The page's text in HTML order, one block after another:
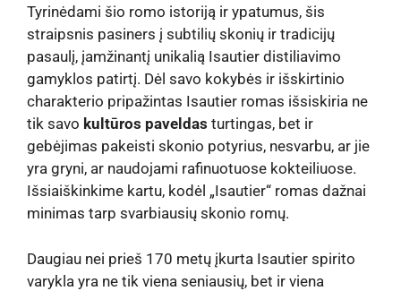
Tyrinėdami šio romo istoriją ir ypatumus, šis
straipsnis pasiners į subtilių skonių ir tradicijų
pasaulį, įamžinantį unikalią Isautier distiliavimo
gamyklos patirtį. Dėl savo kokybės ir išskirtinio
charakterio pripažintas Isautier romas išsiskiria ne
tik savo kultūros paveldas turtingas, bet ir
gebėjimas pakeisti skonio potyrius, nesvarbu, ar jie
yra gryni, ar naudojami rafinuotuose kokteiliuose.
Išsiaiškinkime kartu, kodėl „Isautier“ romas dažnai
minimas tarp svarbiausių skonio romų.
Daugiau nei prieš 170 metų įkurta Isautier spirito
varykla yra ne tik viena seniausių, bet ir viena